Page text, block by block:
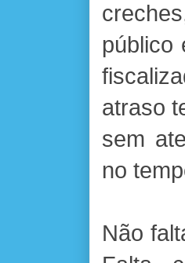
público
atraso
sem
no
Não